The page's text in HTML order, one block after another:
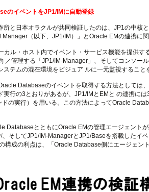
のイベントをJP1/IMに自動登録
と日本オラクルが共同検証したのは、JP1の中核
Manager（以下、JP1/IM）」とOracle EMの連携に関
ル・ホスト内でイベント・サービス機能を提供す
／管理する「JP1/IM-Manager」、そしてコンソー
ステムの混在環境をビジュア ルに一元監視すること
Databaseのイベントを取得する方法としては
実行の3とおりがあるが、JP1/IMとEMと の連携に
の実行）を用いる。この方法によってOracle
とともにOracle EMの管理エージェントが
そしてJP1/IM-ManagerとJP1/Baseを搭載したイ
構成の利点は、「Oracle Database側にエージェン